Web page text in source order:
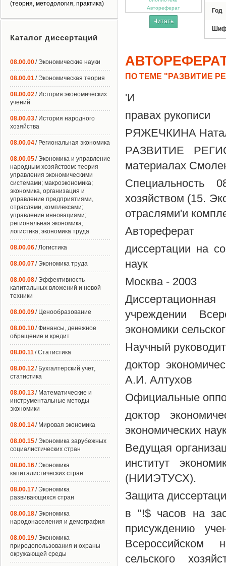
Автореферат
Читать
Год
ПО ТЕМЕ "РАЗВИТИЕ
'И
правах рукописи
РЯЖЕЧКИНА
РАЗВИТИЕ
материалах
Специальность
хозяйством (15.
отраслями'и
Автореферат
диссертации на
наук
Москва - 2003
учреждении
экономики
Научный
доктор
А.И. Алтухов
Официальные
доктор
экономических
Ведущая
институт
(НИИЭТУСХ).
Защита
в "!$ часов на
присуждению
Всероссийском
сельского
(теория, методология, практика)
Каталог диссертаций
08.00.00/ Экономические науки
08.00.01/ Экономическая теория
08.00.02/ История экономических
учений
08.00.03/ История народного
хозяйства
08.00.04/ Региональная экономика
08.00.05/ Экономика и управление
народным хозяйством: теория
управления экономическими
системами; макроэкономика;
экономика, организация и
управление предприятиями,
отраслями, комплексами;
управление инновациями;
региональная экономика;
логистика; экономика труда
08.00.06/ Логистика
08.00.07/ Экономика труда
08.00.08/ Эффективность
капитальных вложений и новой
техники
08.00.09/ Ценообразование
08.00.10/ Финансы, денежное
обращение и кредит
08.00.11/ Статистика
08.00.12/ Бухгалтерский учет,
статистика
08.00.13/ Математические и
инструментальные методы
экономики
08.00.14/ Мировая экономика
08.00.15/ Экономика зарубежных
социалистических стран
08.00.16/ Экономика
капиталистических стран
08.00.17/ Экономика
развивающихся стран
08.00.18/ Экономика
народонаселения и демография
08.00.19/ Экономика
природопользования и охраны
окружающей среды